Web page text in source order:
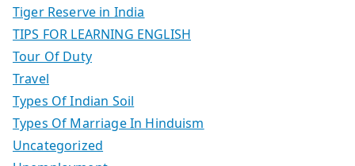
Tiger Reserve in India
TIPS FOR LEARNING ENGLISH
Tour Of Duty
Travel
Types Of Indian Soil
Types Of Marriage In Hinduism
Uncategorized